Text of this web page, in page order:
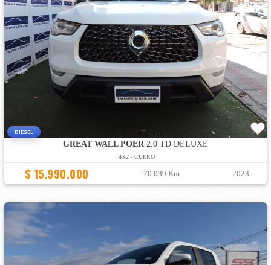
DIESEL
GREAT WALL POER2.0 TD DELUXE
4X2 - CUERO
$ 15.990.000 70.039 Km 2023